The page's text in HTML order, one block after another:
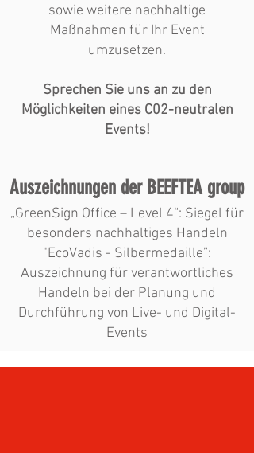
sowie weitere nachhaltige
Maßnahmen für Ihr Event
umzusetzen.
Sprechen Sie uns an zu den
Möglichkeiten eines C02-neutralen
Events!
Auszeichnungen der BEEFTEA group
„GreenSign Office – Level 4“: Siegel für
besonders nachhaltiges Handeln
"EcoVadis - Silbermedaille”:
Auszeichnung für verantwortliches
Handeln bei der Planung und
Durchführung von Live- und Digital-
Events